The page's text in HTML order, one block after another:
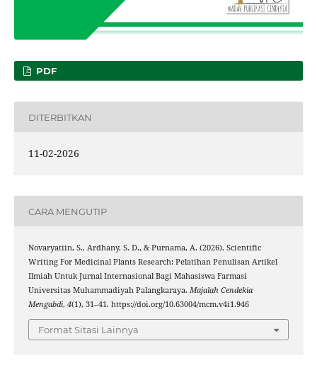
PDF
DITERBITKAN
11-02-2026
CARA MENGUTIP
Novaryatiin, S., Ardhany, S. D., & Purnama, A. (2026). Scientific
Writing For Medicinal Plants Research: Pelatihan Penulisan Artikel
Ilmiah Untuk Jurnal Internasional Bagi Mahasiswa Farmasi
Universitas Muhammadiyah Palangkaraya. Majalah Cendekia
Mengabdi, 4(1), 31–41. https://doi.org/10.63004/mcm.v4i1.946
Format Sitasi Lainnya